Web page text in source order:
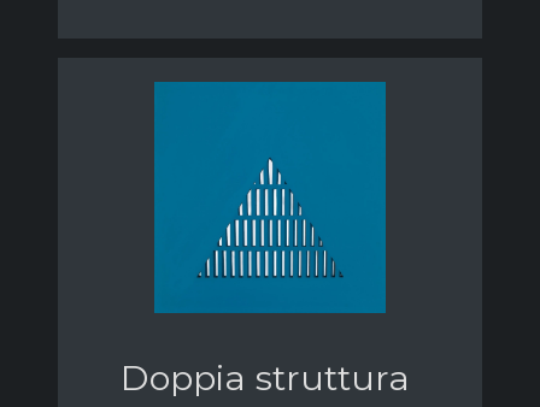
Doppia struttura